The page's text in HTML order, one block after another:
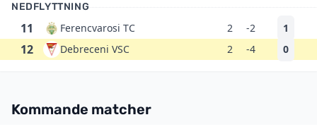
NEDFLYTTNING
11 Ferencvarosi TC 2 -2 1
12 Debreceni VSC 2 -4 0
Kommande matcher